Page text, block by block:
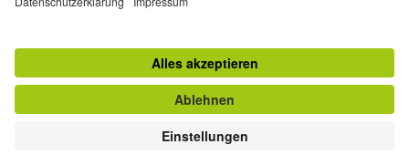
© Goethe-Institut 2026
Datenschutzerklärung